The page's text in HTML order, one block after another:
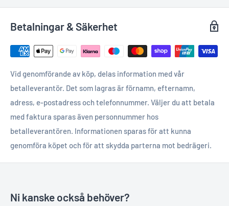
Betalningar & Säkerhet
Vid genomförande av köp, delas information med vår
betalleverantör. Det som lagras är förnamn, efternamn,
adress, e-postadress och telefonnummer. Väljer du att betala
med faktura sparas även personnummer hos
betalleverantören. Informationen sparas för att kunna
genomföra köpet och för att skydda parterna mot bedrägeri.
Ni kanske också behöver?